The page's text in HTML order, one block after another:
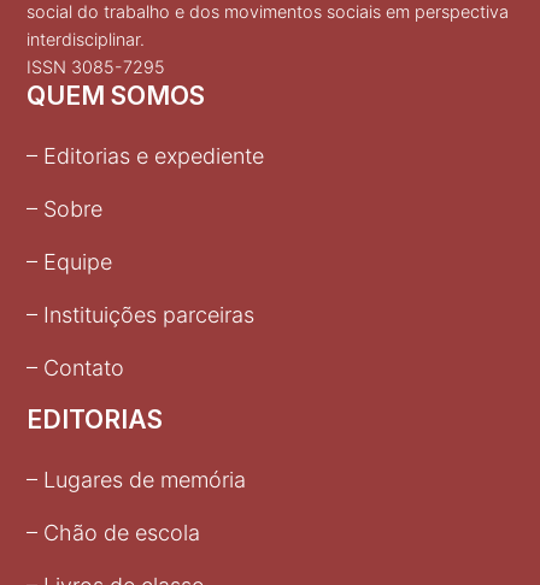
social do trabalho e dos movimentos sociais em perspectiva
interdisciplinar.
ISSN 3085-7295
QUEM SOMOS
– Editorias e expediente
– Sobre
– Equipe
– Instituições parceiras
– Contato
EDITORIAS
– Lugares de memória
– Chão de escola